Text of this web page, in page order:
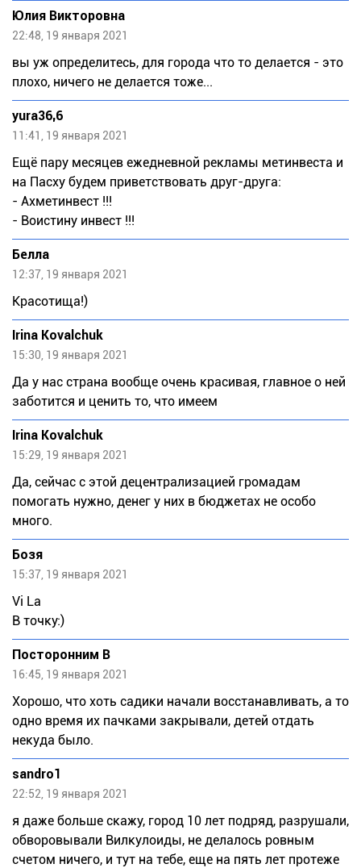
Юлия Викторовна
22:48, 19 января 2021
вы уж определитесь, для города что то делается - это
плохо, ничего не делается тоже...
yura36,6
11:41, 19 января 2021
Ещё пару месяцев ежедневной рекламы метинвеста и
на Пасху будем приветствовать друг-друга:
- Ахметинвест !!!
- Воистину инвест !!!
Белла
12:37, 19 января 2021
Красотища!)
Irina Kovalchuk
15:30, 19 января 2021
Да у нас страна вообще очень красивая, главное о ней
заботится и ценить то, что имеем
Irina Kovalchuk
15:29, 19 января 2021
Да, сейчас с этой децентрализацией громадам
помогать нужно, денег у них в бюджетах не особо
много.
Бозя
15:37, 19 января 2021
Vi La
В точку:)
Посторонним В
16:45, 19 января 2021
Хорошо, что хоть садики начали восстанавливать, а то
одно время их пачками закрывали, детей отдать
некуда было.
sandro1
22:52, 19 января 2021
я даже больше скажу, город 10 лет подряд, разрушали,
обворовывали Вилкулоиды, не делалось ровным
счетом ничего, и тут на тебе, еще на пять лет протеже